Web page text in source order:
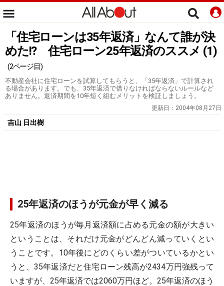
「住宅ローンは35年返済」なんて誰が決
めた!? 住宅ローン25年返済のススメ (1)
(2ページ目)
不動産会社に住宅ローンを試算してもらうと、「35年返済」で計算され
る場合があります。でも、35年返済で借りなければならないルールなど
ありません。返済期間を10年短く組むメリットを検証しましょう。
更新日： 2004年08月27日
吉山 日出樹
25年返済のほうが元金が早く減る
25年返済のほうが毎月返済額に占める元金の額が大きい
ということは、それだけ元金がどんどん減っていく とい
うことです。10年後にどのくらい差がついているかとい
うと、35年返済だと住宅ローン残高が2434万円強残って
いますが、25年返済では2060万円ほど。25年返済のほう